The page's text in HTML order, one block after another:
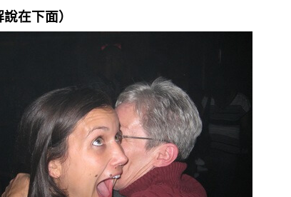
說在下面）